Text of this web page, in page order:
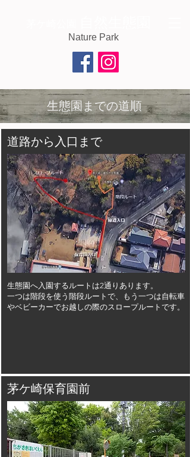
Nature Park
生態園までの道順
道路から入口まで
生態園へ入園するルートは2通りあります。
一つは階段を使う階段ルートで、もう一つは自転車
やベビーカーでお越しの際のスロープルートです。
茅ケ崎保育園前